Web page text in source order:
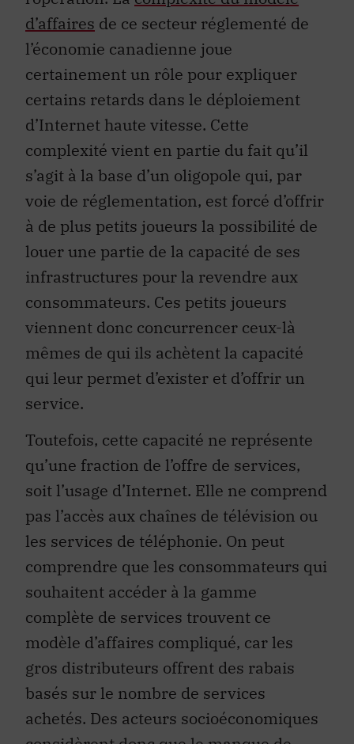
d’affaires
de ce secteur réglementé de
l’économie canadienne joue
certainement un rôle pour expliquer
certains retards dans le déploiement
d’Internet haute vitesse. Cette
complexité vient en partie du fait qu’il
s’agit à la base d’un oligopole qui, par
voie de réglementation, est forcé d’offrir
à de plus petits joueurs la possibilité de
louer une partie de la capacité de ses
infrastructures pour la revendre aux
consommateurs. Ces petits joueurs
viennent donc concurrencer ceux-là
mêmes de qui ils achètent la capacité
qui leur permet d’exister et d’offrir un
service.
Toutefois, cette capacité ne représente
qu’une fraction de l’offre de services,
soit l’usage d’Internet. Elle ne comprend
pas l’accès aux chaînes de télévision ou
les services de téléphonie. On peut
comprendre que les consommateurs qui
souhaitent accéder à la gamme
complète de services trouvent ce
modèle d’affaires compliqué, car les
gros distributeurs offrent des rabais
basés sur le nombre de services
achetés. Des acteurs socioéconomiques
considèrent donc que le
manque de